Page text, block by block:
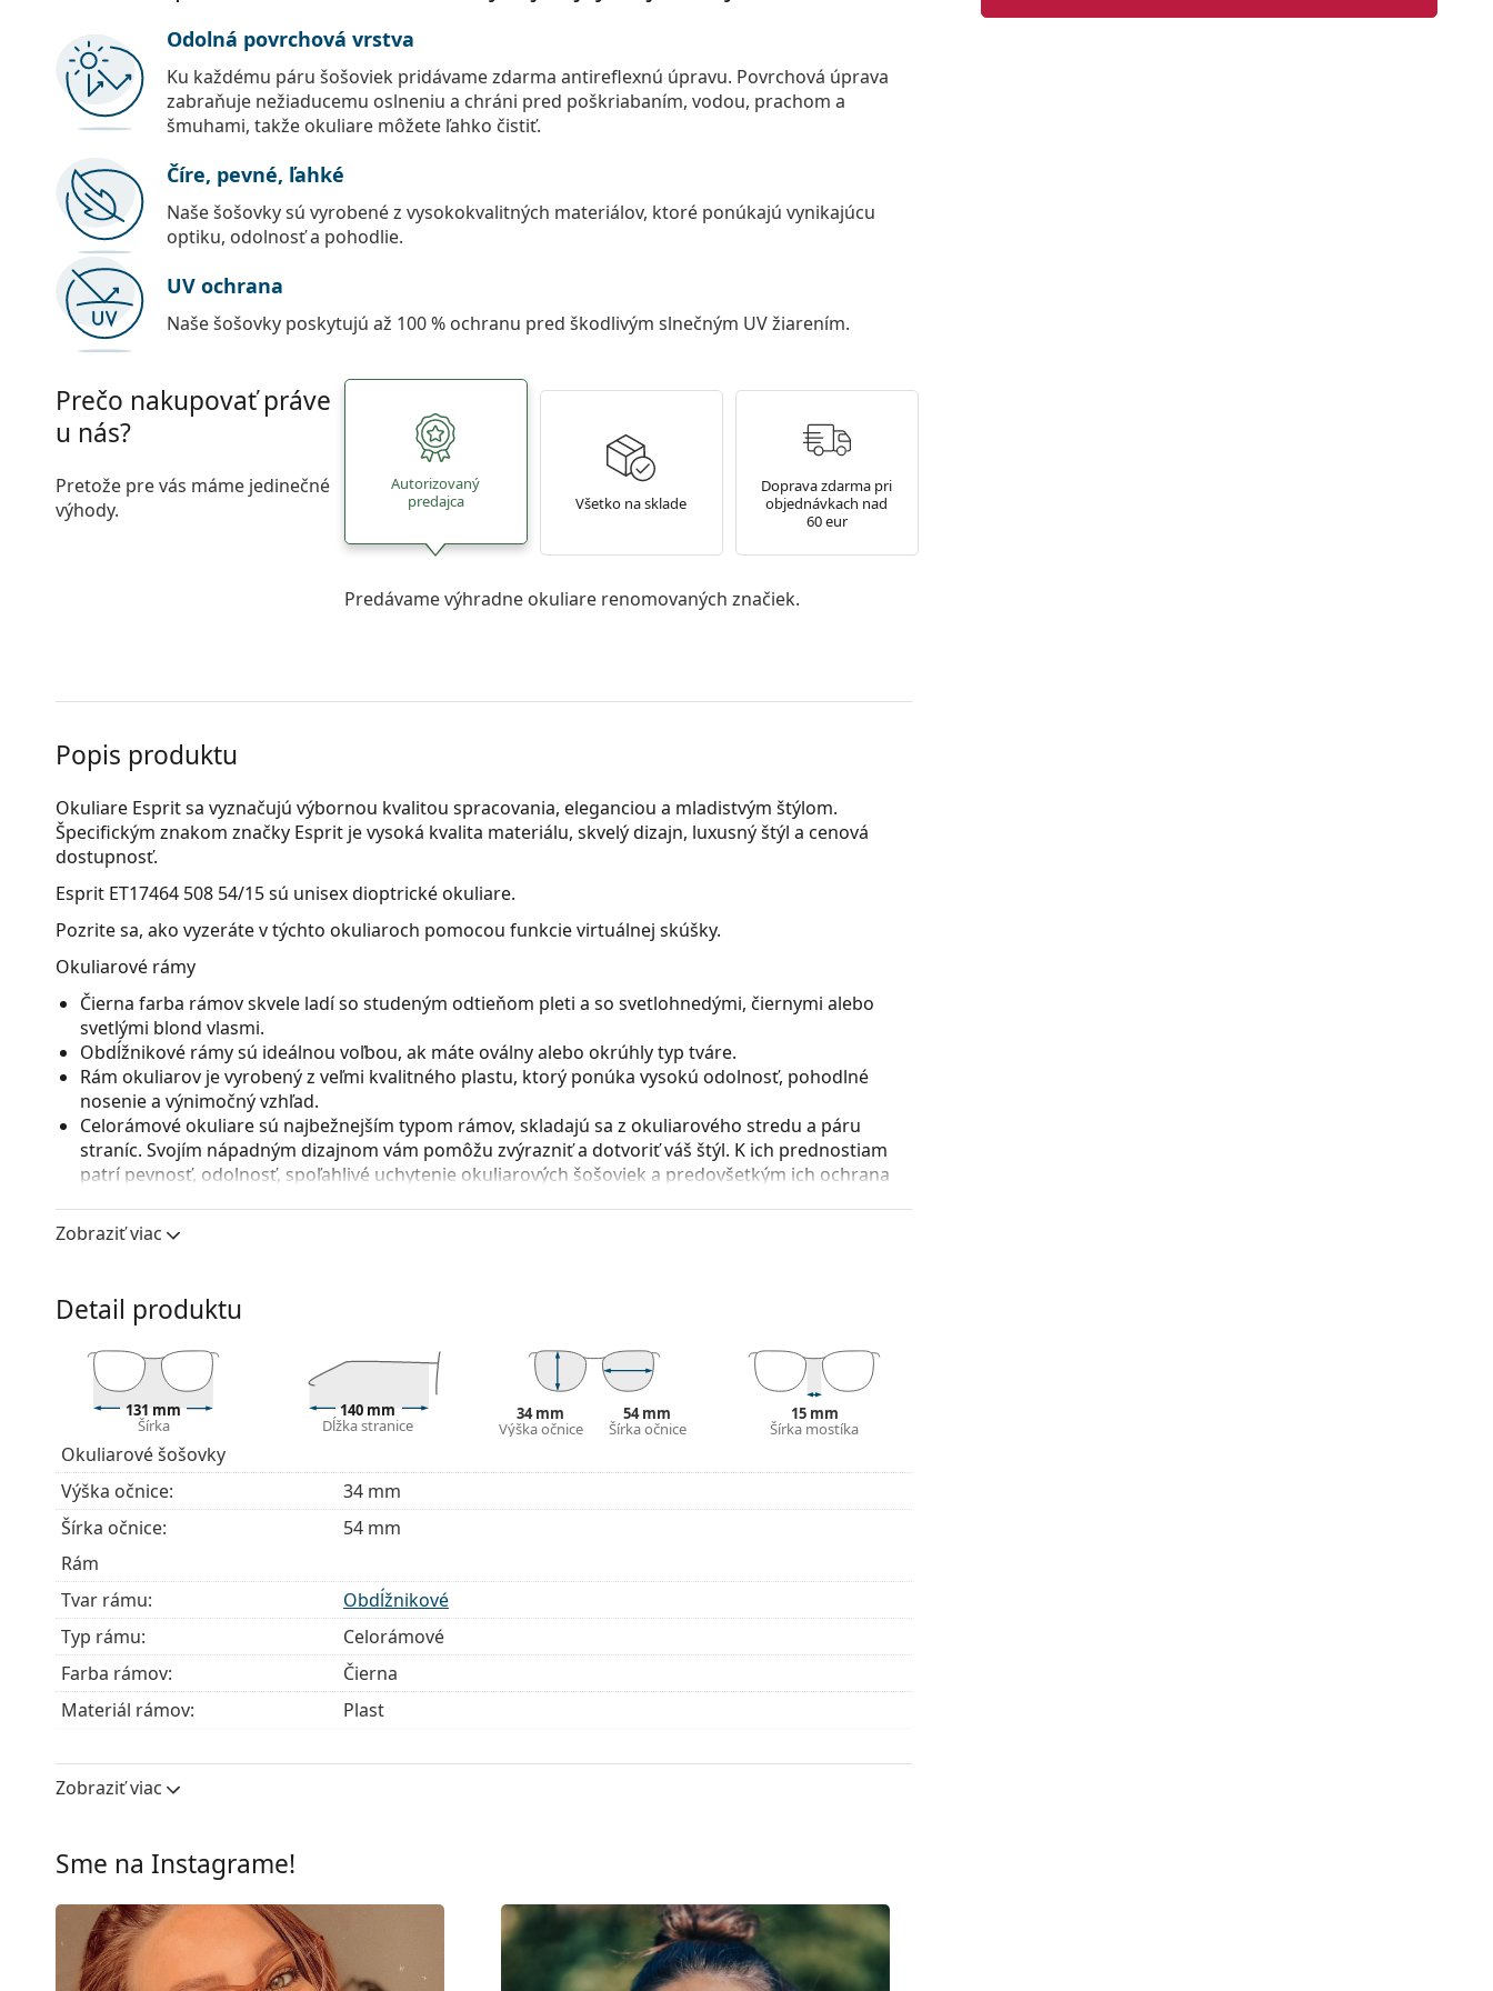
Odolná povrchová vrstva
Ku každému páru šošoviek pridávame zdarma antireflexnú úpravu. Povrchová úprava
zabraňuje nežiaducemu oslneniu a chráni pred poškriabaním, vodou, prachom a
šmuhami, takže okuliare môžete ľahko čistiť.
Číre, pevné, ľahké
Naše šošovky sú vyrobené z vysokokvalitných materiálov, ktoré ponúkajú vynikajúcu
optiku, odolnosť a pohodlie.
UV ochrana
Naše šošovky poskytujú až 100 % ochranu pred škodlivým slnečným UV žiarením.
Prečo nakupovať práve
u nás?
Pretože pre vás máme jedinečné
výhody.
Autorizovaný
predajca
Všetko na sklade
Doprava zdarma pri
objednávkach nad
60 eur
Predávame výhradne okuliare renomovaných značiek.
Popis produktu
Okuliare Esprit sa vyznačujú výbornou kvalitou spracovania, eleganciou a mladistvým štýlom.
Špecifickým znakom značky Esprit je vysoká kvalita materiálu, skvelý dizajn, luxusný štýl a cenová
dostupnosť.
Esprit ET17464 508 54/15sú unisex dioptrické okuliare.
Pozrite sa, ako vyzeráte v týchto okuliaroch pomocou funkcie virtuálnej skúšky.
Okuliarové rámy
Čierna farba rámov skvele ladí so studeným odtieňom pleti a so svetlohnedými, čiernymi alebo
svetlými blond vlasmi.
Obdĺžnikové rámy sú ideálnou voľbou, ak máte oválny alebo okrúhly typ tváre.
Rám okuliarov je vyrobený z veľmi kvalitného plastu, ktorý ponúka vysokú odolnosť, pohodlné
nosenie a výnimočný vzhľad.
Celorámové okuliare sú najbežnejším typom rámov, skladajú sa z okuliarového stredu a páru
straníc. Svojím nápadným dizajnom vám pomôžu zvýrazniť a dotvoriť váš štýl. K ich prednostiam
patrí pevnosť, odolnosť, spoľahlivé uchytenie okuliarových šošoviek a predovšetkým ich ochrana
s vyššou optickou mohutnosťou.
Okuliare dodávame s originálnym puzdrom. Farba puzdra a jeho vyhotovenie sa môžu líšiť.
Handrička, ktorá je súčasťou balenia, je ideálna na čistenie a starostlivosť o okuliare. Niektoré
modely môžu namiesto handričky obsahovať textilné vrecko.
Ide o zdravotnícku pomôcku. Pred použitím si prečítajte pokyny.
Zobraziť viac
Detail produktu
131 mm
Šírka
140 mm
Dĺžka stranice
34 mm
Výška očnice
54 mm
Šírka očnice
15 mm
Šírka mostíka
Okuliarové šošovky
Výška očnice:
34 mm
Šírka očnice:
54 mm
Rám
Tvar rámu:
Obdĺžnikové
Typ rámu:
Celorámové
Farba rámov:
Čierna
Materiál rámov:
Plast
Šírka:
Šírka mostíka:
Nastaviteľné sedielka:
Príslušenstvo
Zobraziť viac
Sme na Instagrame!